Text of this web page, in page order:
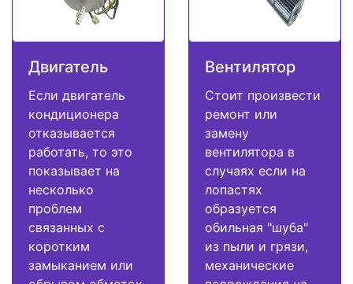
Двигатель
Если двигатель
кондиционера
отказывается
работать, то это
показывает на
несколько
проблем
связанных с
коротким
замыканием или
Вентилятор
Стоит произвести
ремонт или
замену
вентилятора в
случаях если на
лопастях
образуется
обильная "шуба"
из пыли и грязи,
механические